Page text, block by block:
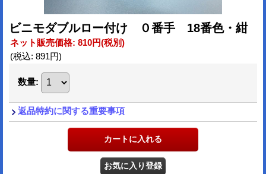
ビニモダブルロー付け ０番手 18番色・紺
ネット販売価格: 810円(税別)
(税込: 891円)
数量:
返品特約に関する重要事項